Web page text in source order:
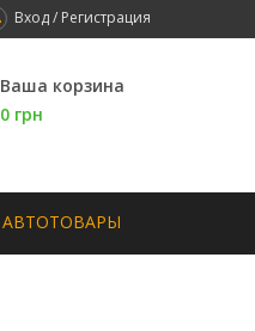
Вход / Регистрация
Ваша корзина
0 грн
АВТОТОВАРЫ